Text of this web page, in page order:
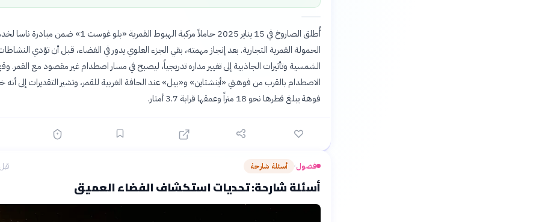
أُطلق الصاروخ في 15 يناير 2025 حاملاً مركبة الهبوط القمرية «بلو غوست 1» ضمن
الحمولة القمرية التجارية. بعد إنجاز مهمته، بقي الجزء العلوي يدور في الفضاء، قبل أن تؤدي
الشمسية وتأثيرات الجاذبية إلى تغيير مداره تدريجياً، ليصبح في مسار اصطدام غير مقصود مع القمر.
الاصطدام بالقرب من فوهتي «أينشتاين» و«بيل» عند الحافة الغربية للقمر، وتشير التقديرات إلى
فوهة يبلغ قطرها نحو 18 متراً وعمقها قرابة 3.7 أمتار.
فضول› أسئلة شارحة قبل 5
أسئلة شارحة: تحديات استكشاف الفضاء العميق